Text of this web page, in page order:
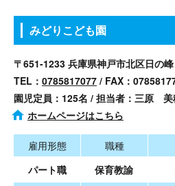
みどりこども園
〒651-1233 兵庫県神戸市北区日の
TEL： 0785817077 / FAX：
園児定員：125名 / 担当者：三原 美
ホームページはこちら
雇用形態 職種
パート職
保育教諭